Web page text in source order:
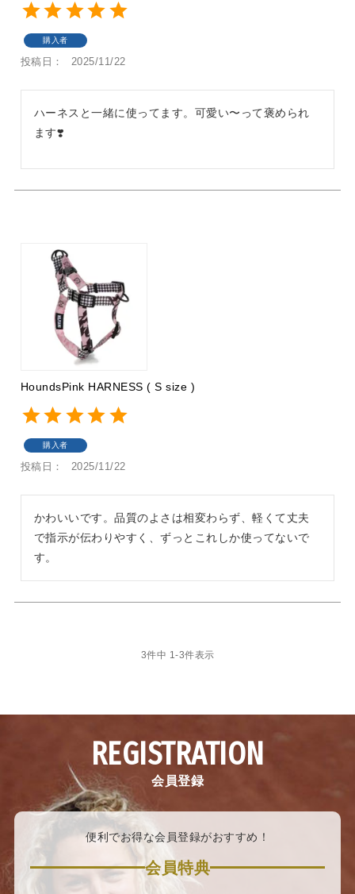
購入者
投稿日 2025/11/22
ハーネスと一緒に使ってます。可愛い〜って褒められ
ます❣️
HoundsPink HARNESS ( S size )
購入者
投稿日 2025/11/22
かわいいです。品質のよさは相変わらず、軽くて丈夫
で指示が伝わりやすく、ずっとこれしか使ってないで
す。
3件中 1-3件表示
REGISTRATION
会員登録
便利でお得な会員登録がおすすめ！
会員特典